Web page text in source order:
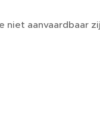
aanvaardbaar